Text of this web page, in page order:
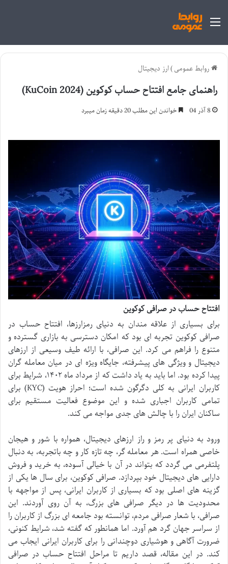
منو
روابط عمومی)ارز دیجیتال
راهنمای جامع افتتاح حساب کوکوین (KuCoin 2024)
8 آذر 04 خواندن این مطلب 20 دقیقه زمان میبرد
افتتاح حساب در صرافی کوکوین
برای بسیاری از علاقه مندان به دنیای رمزارزها، افتتاح حساب در
صرافی کوکوین تجربه ای بود که امکان دسترسی به بازاری گسترده و
متنوع را فراهم می کرد. این صرافی، با ارائه طیف وسیعی از ارزهای
دیجیتال و ویژگی های پیشرفته، جایگاه ویژه ای در میان معامله گران
پیدا کرده بود. اما باید به یاد داشت که از مرداد ماه ۱۴۰۲، شرایط برای
کاربران ایرانی به کلی دگرگون شده است؛ احراز هویت (KYC) برای
تمامی کاربران اجباری شده و این موضوع فعالیت مستقیم برای
ساکنان ایران را با چالش های جدی مواجه می کند.
ورود به دنیای پر رمز و راز ارزهای دیجیتال، همواره با شور و هیجان
خاصی همراه است. هر معامله گر، چه تازه کار و چه باتجربه، به دنبال
پلتفرمی می گردد که بتواند در آن با خیالی آسوده، به خرید و فروش
دارایی های دیجیتال خود بپردازد. صرافی کوکوین، برای سال ها یکی از
گزینه های اصلی بود که بسیاری از کاربران ایرانی، پس از مواجهه با
محدودیت ها در دیگر صرافی های بزرگ، به آن روی آوردند. این
صرافی، با شعار صرافی مردم، توانسته بود جامعه ای بزرگ از کاربران را
از سراسر جهان گرد هم آورد. اما همانطور که گفته شد، شرایط کنونی،
ضرورت آگاهی و هوشیاری دوچندانی را برای کاربران ایرانی ایجاب می
کند. در این مقاله، قصد داریم تا مراحل افتتاح حساب در صرافی